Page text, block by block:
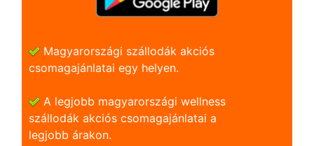
Magyarországi szállodák akciós
csomagajánlatai egy helyen.
A legjobb magyarországi wellness
szállodák akciós csomagajánlatai a
legjobb árakon.